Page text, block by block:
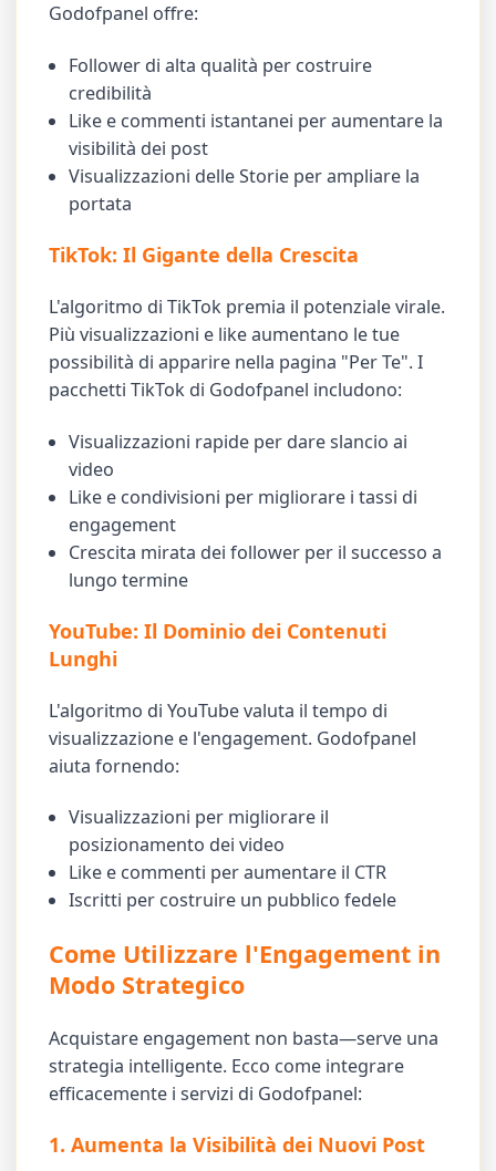
Godofpanel offre:
Follower di alta qualità per costruire
credibilità
Like e commenti istantanei per aumentare la
visibilità dei post
Visualizzazioni delle Storie per ampliare la
portata
TikTok: Il Gigante della Crescita
L'algoritmo di TikTok premia il potenziale virale.
Più visualizzazioni e like aumentano le tue
possibilità di apparire nella pagina "Per Te". I
pacchetti TikTok di Godofpanel includono:
Visualizzazioni rapide per dare slancio ai
video
Like e condivisioni per migliorare i tassi di
engagement
Crescita mirata dei follower per il successo a
lungo termine
YouTube: Il Dominio dei Contenuti
Lunghi
L'algoritmo di YouTube valuta il tempo di
visualizzazione e l'engagement. Godofpanel
aiuta fornendo:
Visualizzazioni per migliorare il
posizionamento dei video
Like e commenti per aumentare il CTR
Iscritti per costruire un pubblico fedele
Come Utilizzare l'Engagement in
Modo Strategico
Acquistare engagement non basta—serve una
strategia intelligente. Ecco come integrare
efficacemente i servizi di Godofpanel:
1. Aumenta la Visibilità dei Nuovi Post